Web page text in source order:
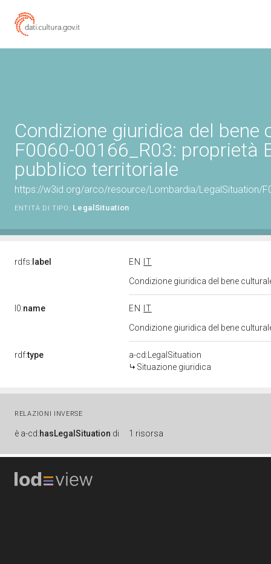
Condizione giuridica del bene
F0060-00166_R03: proprietà
pubblico territoriale
https://w3id.org/arco/resource/Lombardia/LegalSituation/
ENTITÀ DI TIPO: LegalSituation
rdfs: label EN
IT
Condizione giuridica del bene
l0:name EN
IT
Condizione giuridica del bene
rdf:type
a-cd:LegalSituation
Situazione giuridica
RELAZIONI INVERSE
è a-cd:hasLegalSituation di 1 risorsa